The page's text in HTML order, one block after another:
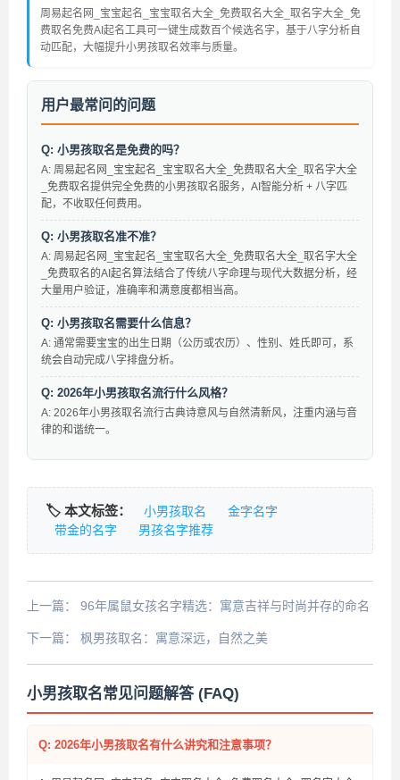
周易起名网_宝宝起名_宝宝取名大全_免费取名大全_取名字大全_免
费取名免费AI起名工具可一键生成数百个候选名字，基于八字分析自
动匹配，大幅提升小男孩取名效率与质量。
用户最常问的问题
Q: 小男孩取名是免费的吗？
A: 周易起名网_宝宝起名_宝宝取名大全_免费取名大全_取名字大全
_免费取名提供完全免费的小男孩取名服务，AI智能分析 + 八字匹
配，不收取任何费用。
Q: 小男孩取名准不准？
A: 周易起名网_宝宝起名_宝宝取名大全_免费取名大全_取名字大全
_免费取名的AI起名算法结合了传统八字命理与现代大数据分析，经
大量用户验证，准确率和满意度都相当高。
Q: 小男孩取名需要什么信息？
A: 通常需要宝宝的出生日期（公历或农历）、性别、姓氏即可，系
统会自动完成八字排盘分析。
Q: 2026年小男孩取名流行什么风格？
A: 2026年小男孩取名流行古典诗意风与自然清新风，注重内涵与音
律的和谐统一。
🏷️ 本文标签： 小男孩取名
金字名字
带金的名字
男孩名字推荐
上一篇： 96年属鼠女孩名字精选：寓意吉祥与时尚并存的命名
指南
下一篇： 枫男孩取名：寓意深远，自然之美
小男孩取名常见问题解答 (FAQ)
Q: 2026年小男孩取名有什么讲究和注意事项？